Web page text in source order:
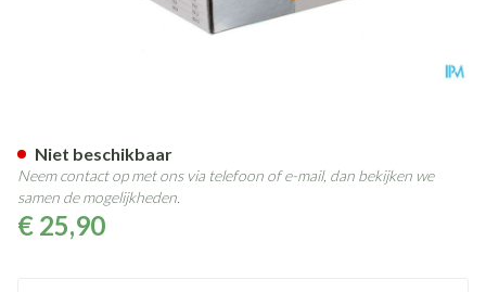
€ 25,90
Niet beschikbaar
Neem contact op met ons via telefoon of e-mail, dan bekijken we
samen de mogelijkheden.